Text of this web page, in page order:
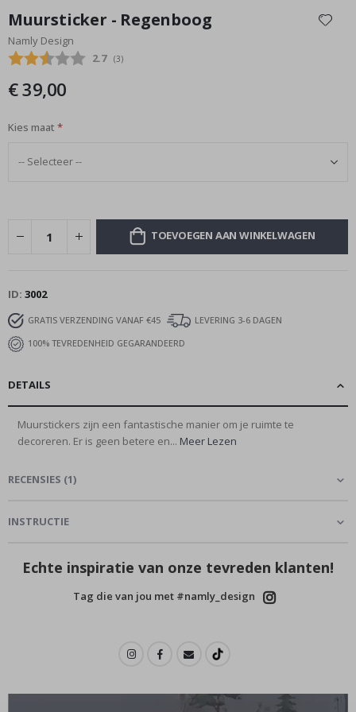
het
begin
van
afbeeldingen-
Muursticker - Regenboog
Namly Design
Gemiddelde beoordeling:
2.7 (aantal stemmen:
3)
€ 39,00
Kies maat
TOEVOEGEN AAN WINKELWAGEN
ID 3002
GRATIS VERZENDING VANAF €45
LEVERING 3-6 DAGEN
100% TEVREDENHEID GEGARANDEERD
DETAILS
Muurstickers zijn een fantastische manier om je ruimte te
decoreren. Er is geen betere en... Meer Lezen
RECENSIES (1)
INSTRUCTIE
Echte inspiratie van onze tevreden klanten!
Tag die van jou met #namly_design